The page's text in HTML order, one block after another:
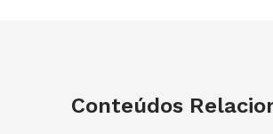
Conteúdos